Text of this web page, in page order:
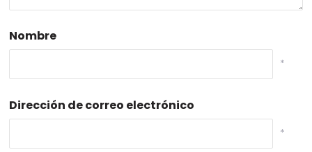
Nombre
*
Dirección de correo electrónico
*